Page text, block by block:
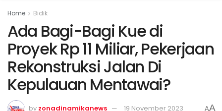
Home Bidik
Ada Bagi-Bagi Kue di
Proyek Rp 11 Miliar, Pekerjaan
Rekonstruksi Jalan Di
Kepulauan Mentawai?
by zonadinamikanews 19 November 2023 AA